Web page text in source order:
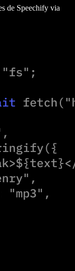
de Speechify via